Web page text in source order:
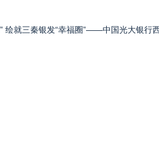
绘就三秦银发“幸福圈”——中国光大银行